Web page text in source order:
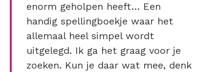
enorm geholpen heeft… Een
handig spellingboekje waar het
allemaal heel simpel wordt
uitgelegd. Ik ga het graag voor je
zoeken. Kun je daar wat mee, denk